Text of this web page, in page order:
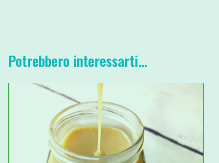
Potrebbero interessarti...